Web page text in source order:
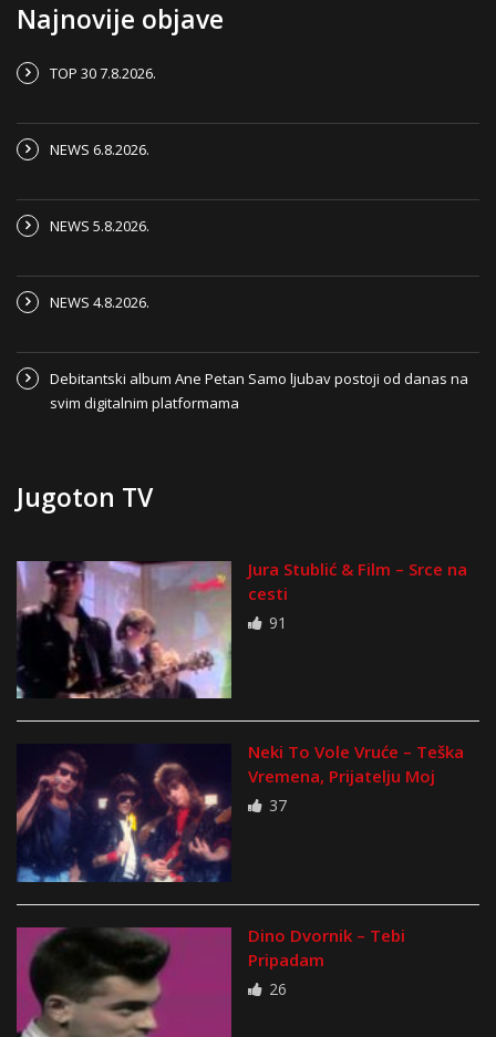
Najnovije objave
TOP 30 7.8.2026.
NEWS 6.8.2026.
NEWS 5.8.2026.
NEWS 4.8.2026.
Debitantski album Ane Petan Samo ljubav postoji od danas na
svim digitalnim platformama
Jugoton TV
Jura Stublić & Film – Srce na
cesti
91
Neki To Vole Vruće – Teška
Vremena, Prijatelju Moj
37
Dino Dvornik – Tebi
Pripadam
26